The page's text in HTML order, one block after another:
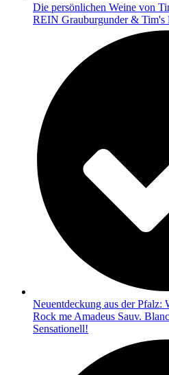
Die persönlichen Weine von
REIN Grauburgunder & Tim's
Neuentdeckung aus der Pfalz:
Rock me Amadeus Sauv.
Sensationell!